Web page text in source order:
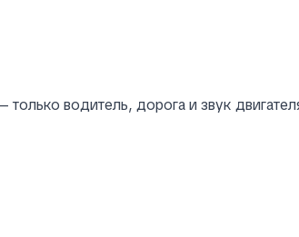
водитель, дорога и звук